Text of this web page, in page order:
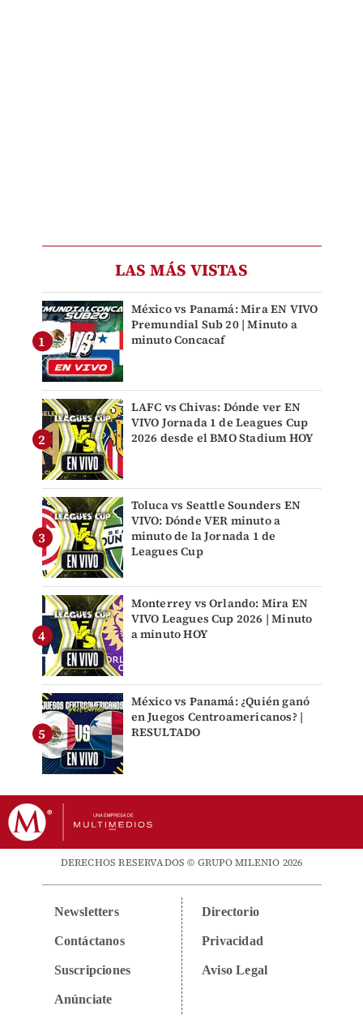
LAS MÁS VISTAS
México vs Panamá: Mira EN VIVO
Premundial Sub 20 | Minuto a
minuto Concacaf
LAFC vs Chivas: Dónde ver EN
VIVO Jornada 1 de Leagues Cup
2026 desde el BMO Stadium HOY
Toluca vs Seattle Sounders EN
VIVO: Dónde VER minuto a
minuto de la Jornada 1 de
Leagues Cup
Monterrey vs Orlando: Mira EN
VIVO Leagues Cup 2026 | Minuto
a minuto HOY
México vs Panamá: ¿Quién ganó
en Juegos Centroamericanos? |
RESULTADO
DERECHOS RESERVADOS © GRUPO MILENIO 2026
Newsletters
Contáctanos
Suscripciones
Anúnciate
Directorio
Privacidad
Aviso Legal